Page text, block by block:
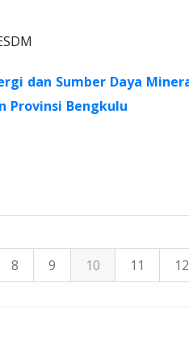
dan Sumber Daya
Provinsi Bengkulu
8 9 10 11 12